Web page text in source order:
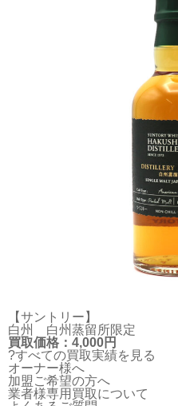
【サントリー】
白州 白州蒸留所限定
買取価格：4,000円
?すべての買取実績を見る
オーナー様へ
加盟ご希望の方へ
業者様専用買取について